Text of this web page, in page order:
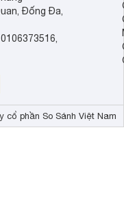
Đống Đa,
phần So Sánh Việt Nam